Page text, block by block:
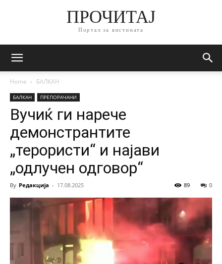
ПРОЧИТАЈ
Портал за вистината
Home БАЛКАН
БАЛКАН ПРЕПОРАЧАНИ
Вучиќ ги нарече
демонстрантите
„терористи“ и најави
„одлучен одговор“
By Редакција - 17.08.2025 0
89